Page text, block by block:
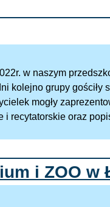
w naszym
kolejno grupy gościły
mogły
i recytatorskie oraz
i ZOO w